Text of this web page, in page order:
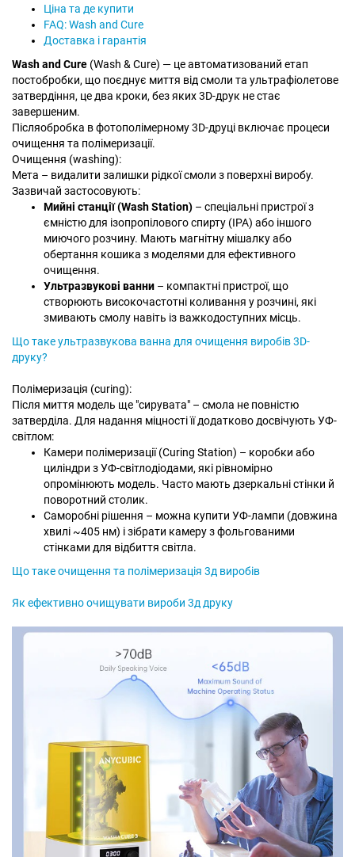
Ціна та де купити
FAQ: Wash and Cure
Доставка і гарантія
Wash and Cure (Wash & Cure) — це автоматизований етап
постобробки, що поєднує миття від смоли та ультрафіолетове
затвердіння, це два кроки, без яких 3D-друк не стає
завершеним.
Післяобробка в фотополімерному 3D-друці включає процеси
очищення та полімеризації.
Очищення (washing):
Мета – видалити залишки рідкої смоли з поверхні виробу.
Зазвичай застосовують:
Мийні станції (Wash Station) – спеціальні пристрої з
ємністю для ізопропілового спирту (IPA) або іншого
миючого розчину. Мають магнітну мішалку або
обертання кошика з моделями для ефективного
очищення.
Ультразвукові ванни – компактні пристрої, що
створюють високочастотні коливання у розчині, які
змивають смолу навіть із важкодоступних місць.
Що таке ультразвукова ванна для очищення виробів 3D-
друку?
Полімеризація (curing):
Після миття модель ще "сирувата" – смола не повністю
затверділа. Для надання міцності її додатково досвічують УФ-
світлом:
Камери полімеризації (Curing Station) – коробки або
циліндри з УФ-світлодіодами, які рівномірно
опромінюють модель. Часто мають дзеркальні стінки й
поворотний столик.
Саморобні рішення – можна купити УФ-лампи (довжина
хвилі ~405 нм) і зібрати камеру з фольгованими
стінками для відбиття світла.
Що таке очищення та полімеризація 3д виробів
Як ефективно очищувати вироби 3д друку